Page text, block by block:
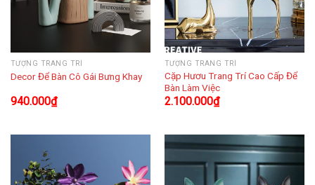
TƯỢNG TRANG TRÍ
Decor Để Bàn Cô Gái Bưng Khay
940.000₫
TƯỢNG TRANG TRÍ
Cặp Hươu Trang Trí Cao Cấp Để
Bàn Làm Việc
2.100.000₫